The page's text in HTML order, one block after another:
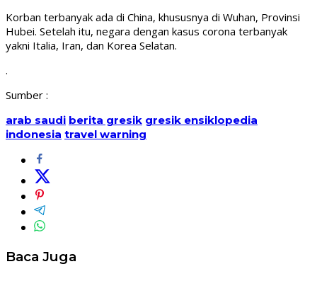
Korban terbanyak ada di China, khususnya di Wuhan, Provinsi
Hubei. Setelah itu, negara dengan kasus corona terbanyak
yakni Italia, Iran, dan Korea Selatan.
.
Sumber :
arab saudi berita gresik gresik ensiklopedia
indonesia travel warning
Baca Juga